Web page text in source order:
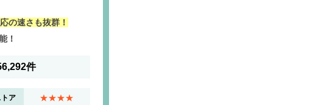
の速さも抜群！
！
件
トア ★★★★